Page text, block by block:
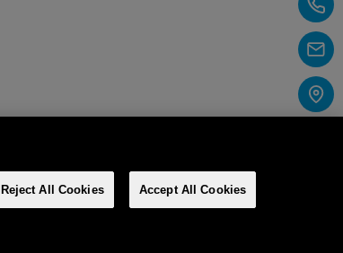
Reject All Cookies Accept All Cookies